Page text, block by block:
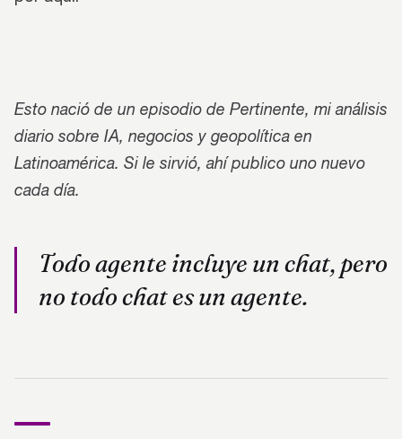
Esto nació de un episodio de Pertinente, mi análisis
diario sobre IA, negocios y geopolítica en
Latinoamérica. Si le sirvió, ahí publico uno nuevo
cada día.
Todo agente incluye un chat, pero
no todo chat es un agente.